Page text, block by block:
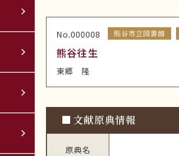
No.000008 熊谷市立図書館
熊谷往生
東郷 隆
文献原典情報
原典名